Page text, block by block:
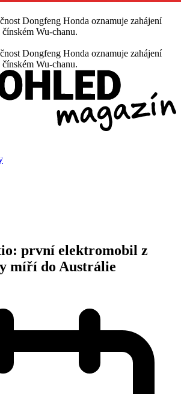
Dongfeng Honda oznamuje zahájení
Wu-chanu.
Dongfeng Honda oznamuje zahájení
Wu-chanu.
první elektromobil z
míří do Austrálie